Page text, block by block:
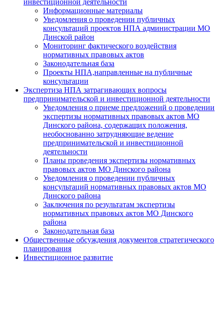
Информационные материалы
Уведомления о проведении публичных
консультаций проектов НПА администрации МО
Динской район
Мониторинг фактического воздействия
нормативных правовых актов
Законодательная база
Проекты НПА,направленные на публичные
консультации
Экспертиза НПА затрагивающих вопросы
предпринимательской и инвестиционной деятельности
Уведомления о приеме предложений о проведении
экспертизы нормативных правовых актов МО
Динского района, содержащих положения,
необоснованно затрудняющие ведение
предпринимательской и инвестиционной
деятельности
Планы проведения экспертизы нормативных
правовых актов МО Динского района
Уведомления о проведении публичных
консультаций нормативных правовых актов МО
Динского района
Заключения по результатам экспертизы
нормативных правовых актов МО Динского
района
Законодательная база
Общественные обсуждения документов стратегического
планирования
Инвестиционное развитие